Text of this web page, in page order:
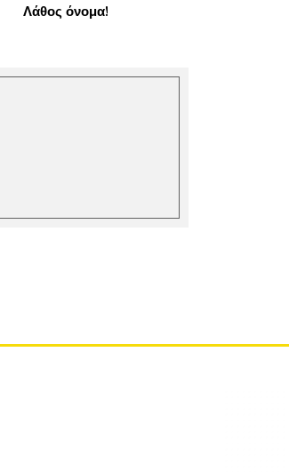
Λάθος όνομα!